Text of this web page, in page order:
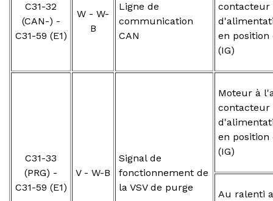
C31-32
(CAN-) -
C31-59 (E1)
W - W-
B
Ligne de
communication
CAN
contacteur
en position
(IG)
C31-33
(PRG) -
C31-59 (E1)
V - W-B
Signal de
fonctionnement de
la VSV de purge
Moteur à
contacteur
en position
(IG)
Au ralenti